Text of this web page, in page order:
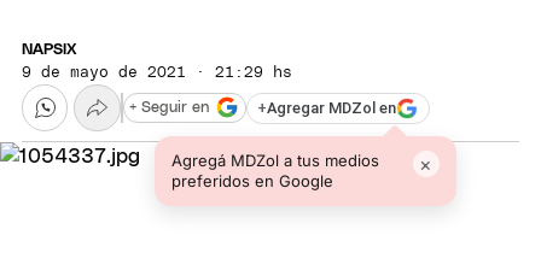
NAPSIX
9 de mayo de 2021 · 21:29 hs
+Agregar MDZol en
Agregá MDZol a tus medios
preferidos en Google
×
+ Seguir en